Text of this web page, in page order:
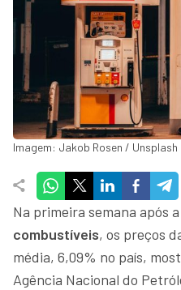
Imagem: Jakob Rosen / Unsplash
Na primeira semana após
combustíveis, os preços
média, 6,09% no país,
Agência Nacional do